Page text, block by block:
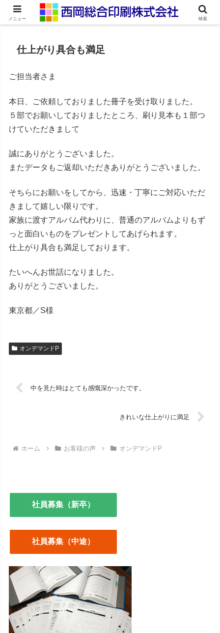
ネット印刷通販・オンデマンド印刷
仕上がり具合も満足
ご担当者さま
本日、ご依頼しておりました冊子を受け取りました。
５部でお願いしておりましたところ、刷り見本も１部つ
けていただきまして
誠にありがとうございました。
またデータもご返却いただきありがとうございました。
そちらにお願いをしてから、迅速・丁寧にご対応いただ
きまして嬉しい限りです。
家族に渡すアルバム代わりに、普通のアルバムよりもず
っと面白いものをプレゼントしてあげられます。
仕上がり具合も満足しております。
たいへんお世話になりました。
ありがとうございました。
東京都／S様
オンデマンドP
中を見た時はとても感慨深かったです。
きれいな仕上がりに満足
ホーム お客様の声 オンデマンドP
社員募集（新卒）
社員募集（中途）
メニュー 検索